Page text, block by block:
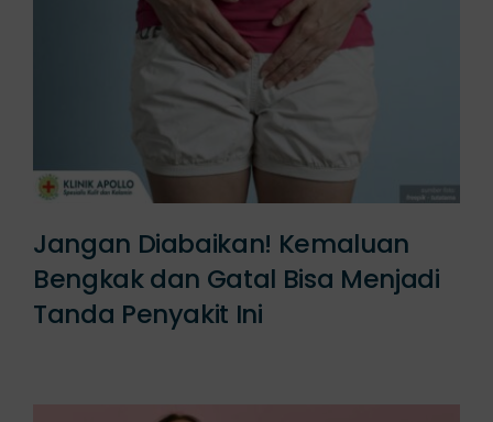
Jangan Diabaikan! Kemaluan
Bengkak dan Gatal Bisa Menjadi
Tanda Penyakit Ini